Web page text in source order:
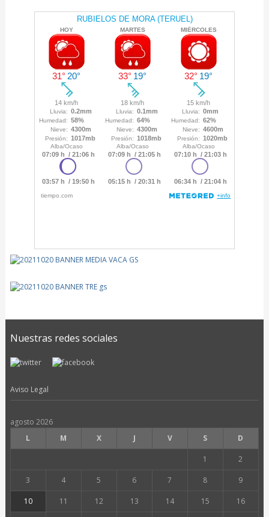
Nuestras redes sociales
Aviso Legal
agosto 2026
L
M X J V S D
1 2
3 4 5 6 7 8 9
10 11 12 13 14 15 16